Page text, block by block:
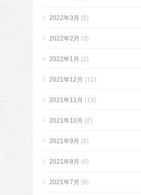
2022年3月 (5)
2022年2月 (3)
2022年1月 (2)
2021年12月 (11)
2021年11月 (13)
2021年10月 (2)
2021年9月 (8)
2021年8月 (6)
2021年7月 (9)